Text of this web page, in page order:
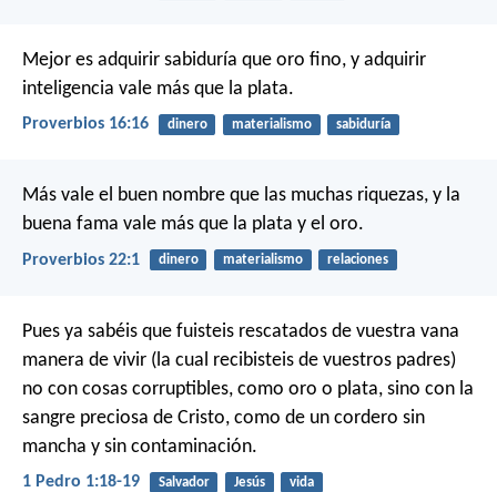
Mejor es adquirir sabiduría que oro fino, y adquirir
inteligencia vale más que la plata.
Proverbios 16:16 dinero materialismo sabiduría
Más vale el buen nombre que las muchas riquezas, y la
buena fama vale más que la plata y el oro.
Proverbios 22:1 dinero materialismo relaciones
Pues ya sabéis que fuisteis rescatados de vuestra vana
manera de vivir (la cual recibisteis de vuestros padres)
no con cosas corruptibles, como oro o plata, sino con la
sangre preciosa de Cristo, como de un cordero sin
mancha y sin contaminación.
1 Pedro 1:18-19 Salvador Jesús vida